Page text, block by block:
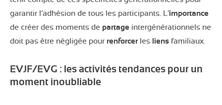
garantir l’adhésion de tous les participants. L’importance
de créer des moments de partage intergénérationnels ne
doit pas être négligée pour renforcerles liens familiaux.
EVJF/EVG : les activités tendances pour un
moment inoubliable